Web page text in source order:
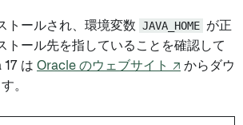
トールされ、環境変数 JAVA_HOME が正
トール先を指していることを確認して
17 は Oracle のウェブサイト ↗ からダウ
。